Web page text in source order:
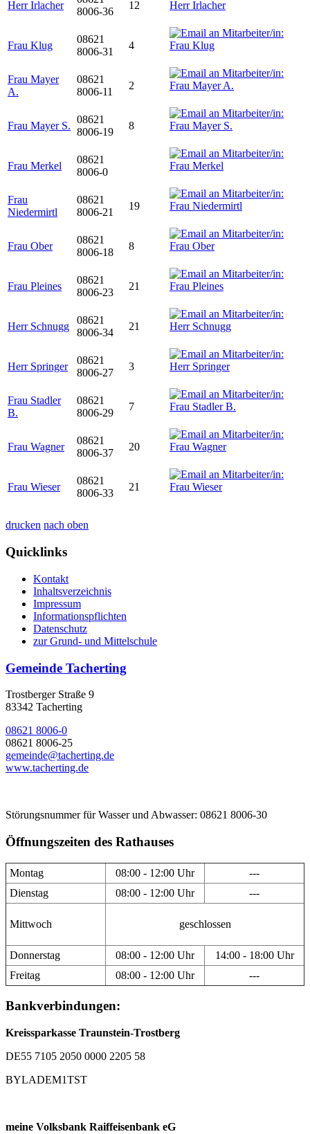
Herr Irlacher
8006-36
12
Frau Klug
08621
8006-31
4
Frau Mayer
A.
08621
8006-11
2
Frau Mayer S.
08621
8006-19
8
Frau Merkel
08621
8006-0
Frau
Niedermirtl
08621
8006-21
19
Frau Ober
08621
8006-18
8
Frau Pleines
08621
8006-23
21
Herr Schnugg
08621
8006-34
21
Herr Springer
08621
8006-27
3
Frau Stadler
B.
08621
8006-29
7
Frau Wagner
08621
8006-37
20
Frau Wieser
08621
8006-33
21
drucken nach oben
Quicklinks
Kontakt
Inhaltsverzeichnis
Impressum
Informationspflichten
Datenschutz
zur Grund- und Mittelschule
Gemeinde Tacherting
Trostberger Straße 9
83342 Tacherting
08621 8006-0
08621 8006-25
gemeinde@tacherting.de
www.tacherting.de
Störungsnummer für Wasser und Abwasser: 08621 8006-30
Öffnungszeiten des Rathauses
Montag 08:00 - 12:00 Uhr
---
Dienstag
08:00 - 12:00 Uhr ---
Mittwoch geschlossen
Donnerstag 08:00 - 12:00 Uhr
14:00 - 18:00 Uhr
Freitag
08:00 - 12:00 Uhr ---
Bankverbindungen:
Kreissparkasse Traunstein-Trostberg
DE55 7105 2050 0000 2205 58
BYLADEM1TST
meine Volksbank Raiffeisenbank eG